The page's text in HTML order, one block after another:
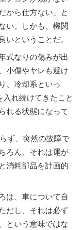
から仕方ない」と
い。しかも、機関
ということだ。
式なりの傷みが出
小傷やヤレも避け
、冷却系といっ
入れ続けてきたこと
れる状態になって
ず、突然の故障で
ろん、それは運が
消耗部品を計画的
は、車について自
だし、それは必ず
という意味ではな